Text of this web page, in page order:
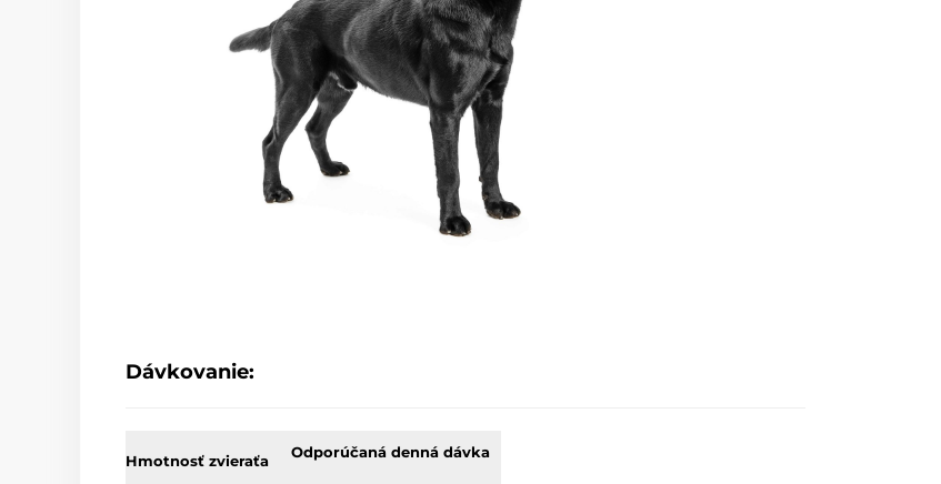
Dávkovanie:
Hmotnosť zvieraťa Odporúčaná denná dávka